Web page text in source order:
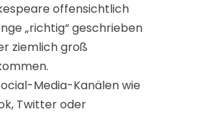
offensichtlich
„richtig“ geschrieben
ziemlich groß
Media-Kanälen wie
Twitter oder